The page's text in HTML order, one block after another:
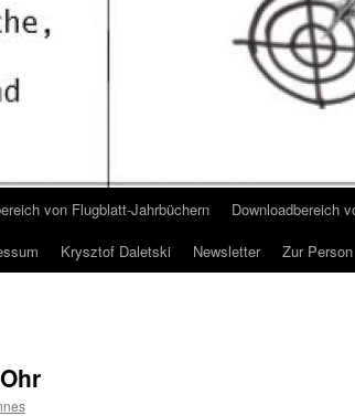
von Flugblatt-Jahrbüchern
Downloadbereich
Krysztof Daletski Newsletter Zur Person